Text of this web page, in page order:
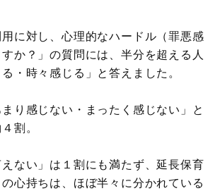
用に対し、心理的なハードル（罪悪感
か？」の質問には、半分を超える人
・時々感じる」と答えました。
り感じない・まったく感じない」と
割。
えない」は１割にも満たず、延長保育
心持ちは、ほぼ半々に分かれている